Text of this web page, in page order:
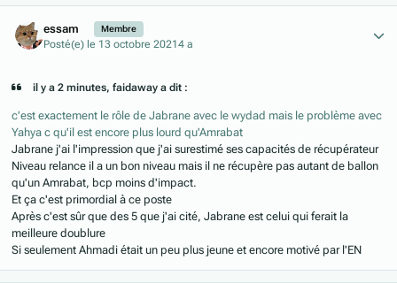
essam Membre
Posté(e) le 13 octobre 20214 a
il y a 2 minutes, faidaway a dit :
c'est exactement le rôle de Jabrane avec le wydad mais le problème avec
Yahya c qu'il est encore plus lourd qu'Amrabat
Jabrane j'ai l'impression que j'ai surestimé ses capacités de récupérateur
Niveau relance il a un bon niveau mais il ne récupère pas autant de ballon
qu'un Amrabat, bcp moins d'impact.
Et ça c'est primordial à ce poste
Après c'est sûr que des 5 que j'ai cité, Jabrane est celui qui ferait la
meilleure doublure
Si seulement Ahmadi était un peu plus jeune et encore motivé par l'EN